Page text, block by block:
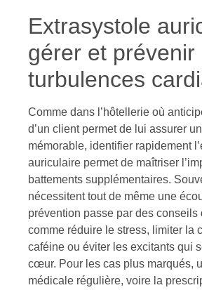
Extrasystole
gérer et prévenir
turbulences
Comme dans l’hôtellerie où
d’un client permet de lui assurer
mémorable, identifier rapidement
auriculaire permet de maîtriser
battements supplémentaires.
nécessitent tout de même une
prévention passe par des conseils
comme réduire le stress, limiter la
caféine ou éviter les excitants qui
cœur. Pour les cas plus marqués,
médicale régulière, voire la